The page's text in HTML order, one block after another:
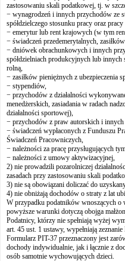
zastosowaniu skali podatkowej, tj. w
− wynagrodzeń i innych przychodów ze
spółdzielczego stosunku pracy oraz pracy
− emerytur lub rent krajowych (w tym
− świadczeń przedemerytalnych,
− dniówek obrachunkowych i innych
spółdzielniach produkcyjnych lub innych
rolną,
− zasiłków pieniężnych z ubezpieczenia
− stypendiów,
− przychodów z działalności
menedżerskich, zasiadania w radach
działalności sportowej),
− przychodów z praw autorskich i
− świadczeń wypłaconych z Funduszu
Świadczeń Pracowniczych,
− należności za pracę przysługujących
− należności z umowy aktywizacyjnej,
2) nie prowadzili pozarolniczej
zasadach przy zastosowaniu skali
3) nie są obowiązani doliczać do
4) nie obniżają dochodów o straty z lat
W przypadku podatników wnoszących o
powyższe warunki dotyczą obojga
Podatnicy, którzy nie spełniają wyżej
art. 45 ust. 1 ustawy, wypełniają zeznanie
Formularz PIT-37 przeznaczony jest
dochody indywidualnie, jak i łącznie z
osób samotnie wychowujących dzieci.